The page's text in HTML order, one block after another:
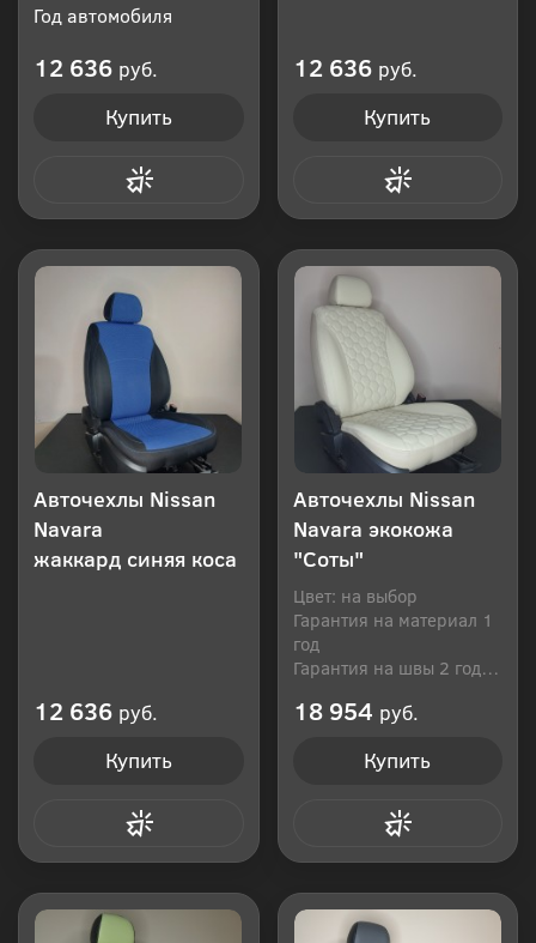
Год автомобиля
12 636 руб.
Купить
12 636 руб.
Купить
Авточехлы Nissan
Navara
жаккард синяя коса
12 636 руб.
Купить
Авточехлы Nissan
Navara экокожа
"Соты"
Цвет: на выбор
Гарантия на материал 1
год
Гарантия на швы 2 года
18 954 руб.
Купить